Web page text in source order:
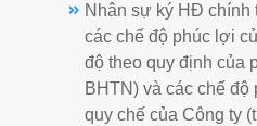
Nhân sự ký HĐ
các chế độ phúc lợi
độ theo quy định của
BHTN) và các chế độ
quy chế của Công ty